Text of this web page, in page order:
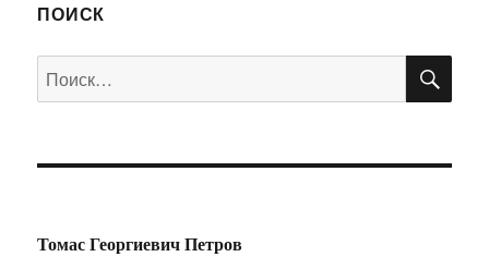
ПОИСК
Искать:
Томас Георгиевич Петров